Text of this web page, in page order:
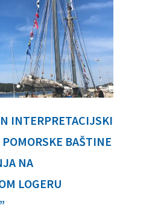
INTERPRETACIJSKI
BAŠTINE
NA
LOGERU